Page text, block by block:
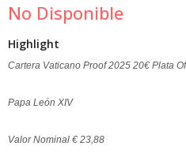
de
clientes
No Disponible
Highlight
Cartera Vaticano Proof 2025 20€ Plata
Papa León XIV
Valor Nominal € 23,88